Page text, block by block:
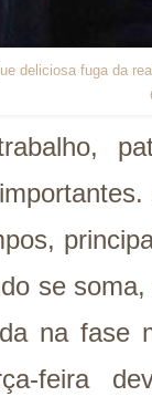
deliciosa fuga da
se
na fase
feira